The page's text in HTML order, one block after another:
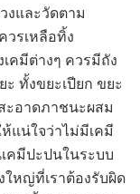
งและวัดตาม
รเหลือทิ้ง
คมีต่างๆ ควรมีถัง
ทั้งขยะเปียก ขยะ
ะอาดภาชนะผสม
แน่ใจว่าไม่มีเคมี
คมีปะปนในระบบ
ใหญ่ที่เราต้องรับผิด